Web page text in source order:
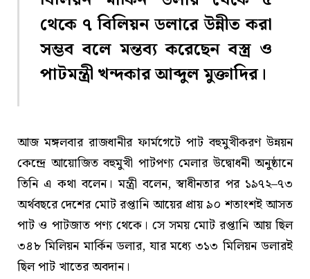
থেকে ৭ বিলিয়ন ডলারে উন্নীত করা
সম্ভব বলে মন্তব্য করেছেন বস্ত্র ও
পাটমন্ত্রী খন্দকার আব্দুল মুক্তাদির।
আজ মঙ্গলবার রাজধানীর ফার্মগেটে পাট বহুমুখীকরণ উন্নয়ন
কেন্দ্রে আয়োজিত বহুমুখী পাটপণ্য মেলার উদ্বোধনী অনুষ্ঠানে
তিনি এ কথা বলেন। মন্ত্রী বলেন, স্বাধীনতার পর ১৯৭২–৭৩
অর্থবছরে দেশের মোট রপ্তানি আয়ের প্রায় ৯০ শতাংশই আসত
পাট ও পাটজাত পণ্য থেকে। সে সময় মোট রপ্তানি আয় ছিল
৩৪৮ মিলিয়ন মার্কিন ডলার, যার মধ্যে ৩১৩ মিলিয়ন ডলারই
ছিল পাট খাতের অবদান।